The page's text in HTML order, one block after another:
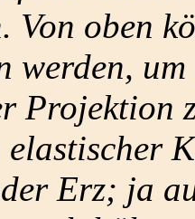
Von oben
werden,
Projektion
Erz; ja